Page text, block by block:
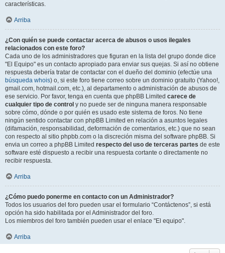
características.
Arriba
¿Con quién se puede contactar acerca de abusos o usos ilegales
relacionados con este foro?
Cada uno de los administradores que figuran en la lista del grupo donde dice
"El Equipo" es un contacto apropiado para enviar sus quejas. Si así no obtiene
respuesta debería tratar de contactar con el dueño del dominio (efectúe una
búsqueda whois) o, si este foro tiene correo sobre un dominio gratuito (Yahoo!,
gmail.com, hotmail.com, etc.), al departamento o administración de abusos de
ese servicio. Por favor, tenga en cuenta que phpBB Limited carece de
cualquier tipo de control y no puede ser de ninguna manera responsable
sobre cómo, dónde o por quién es usado este sistema de foros. No tiene
ningún sentido contactar con phpBB Limited en relación a asuntos legales
(difamación, responsabilidad, deformación de comentarios, etc.) que no sean
con respecto al sitio phpbb.com o la discreción misma del software phpBB. Si
envia un correo a phpBB Limited respecto del uso de terceras partes de este
software esté dispuesto a recibir una respuesta cortante o directamente no
recibir respuesta.
Arriba
¿Cómo puedo ponerme en contacto con un Administrador?
Todos los usuarios del foro pueden usar el formulario “Contáctenos”, si está
opción ha sido habilitada por el Administrador del foro.
Los miembros del foro también pueden usar el enlace "El equipo".
Arriba